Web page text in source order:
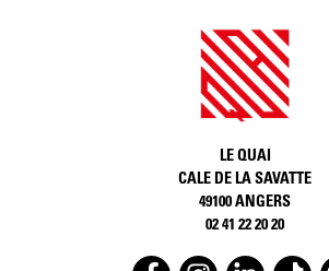
LE QUAI
CALE DE LA SAVATTE
49100 ANGERS
02 41 22 20 20